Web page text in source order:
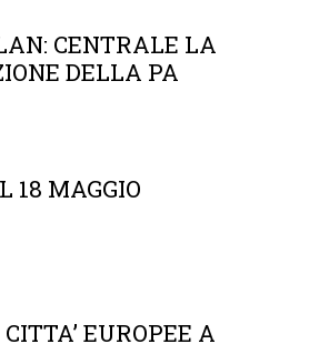
CENTRALE LA
DELLA PA
18 MAGGIO
EUROPEE A